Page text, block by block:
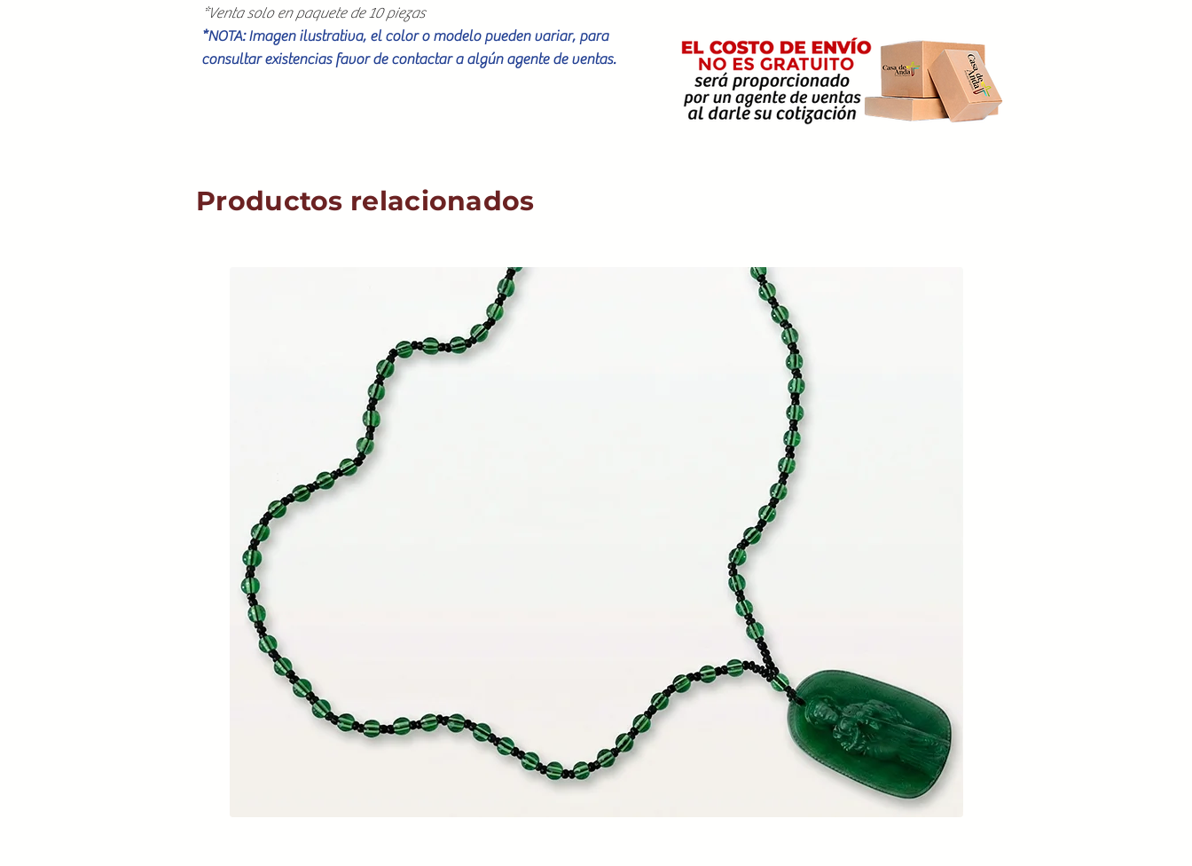
*Venta solo en paquete de 10 piezas
*NOTA: Imagen ilustrativa, el color o modelo pueden variar, para
consultar existencias favor de contactar a algún agente de ventas.
Productos relacionados